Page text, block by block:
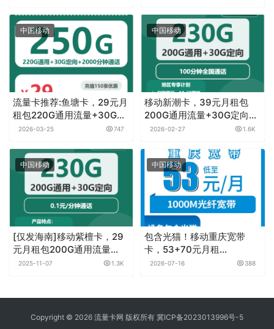
中国移动
流量卡推荐:鱼塘卡，29元月
租包220G通用流量+30G定
向流量+2000分钟
2026-03-25 747
中国移动
移动新潮卡，39元月租包
200G通用流量+30G定向流
量+100分钟通话
2026-02-27 1.6K
中国移动
[仅发海南]移动紫檀卡，29
元月租包200G通用流量
+30G定向流量+通话0.1元月
2025-11-07 1.3K
中国移动
包含光猫！移动重庆宽带
卡，53+70元月租
1000M70-110G+1000分钟
无法上门）
2026-07-16 388
Copyright © 2026 流量卡网 版权所有 冀ICP备2023013996号-5